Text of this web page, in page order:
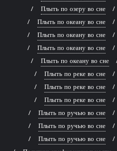
Плыть по озеру во сне
Плыть по океану во сне
Плыть по океану во сне
Плыть по океану во сне
Плыть по океану во сне
Плыть по реке во сне
Плыть по реке во сне
Плыть по реке во сне
Плыть по ручью во сне
Плыть по ручью во сне
Плыть по ручью во сне